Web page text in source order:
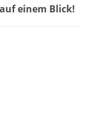
einem Blick!